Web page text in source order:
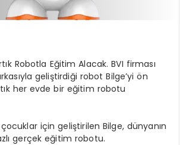
Robotla Eğitim Alacak. BVI firması
geliştirdiği robot Bilge’yi ön
her evde bir eğitim robotu
için geliştirilen Bilge, dünyanın
gerçek eğitim robotu.